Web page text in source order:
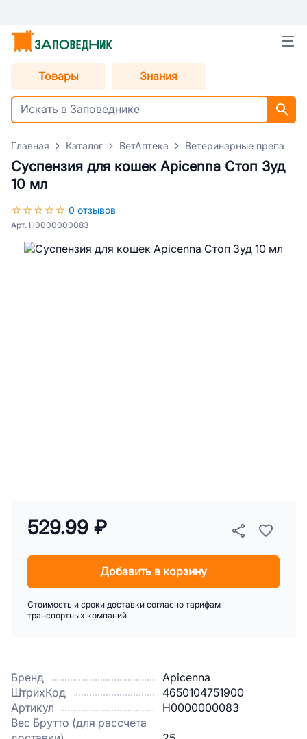
Товары Знания
Главная Каталог ВетАптека Ветеринарные
Суспензия для кошек Apicenna Стоп Зуд
10 мл
0 отзывов
Арт. Н0000000083
Бренд
Apicenna
ШтрихКод
4650104751900
Артикул
Н0000000083
Вес Брутто (для рассчета
529.99 ₽
Добавить в корзину
Стоимость и сроки доставки согласно тарифам
транспортных компаний